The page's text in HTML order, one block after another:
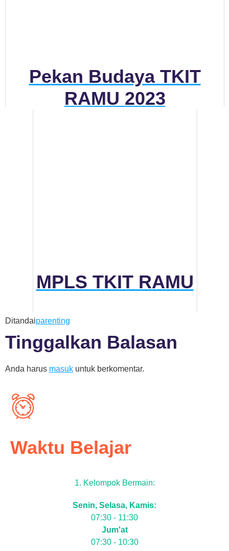
Pekan Budaya TKIT
RAMU 2023
MPLS TKIT RAMU
Ditandaiparenting
Tinggalkan Balasan
Anda harus masuk untuk berkomentar.
Waktu Belajar
1. Kelompok Bermain:
Senin, Selasa, Kamis:
07:30 - 11:30
Jum'at
07:30 - 10:30